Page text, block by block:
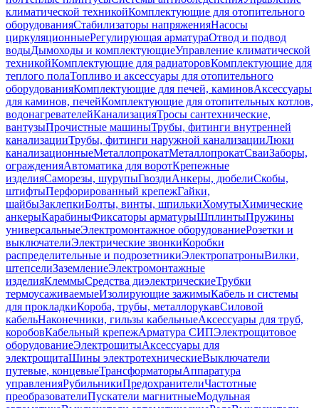
климатической техникойКомплектующие для отопительного
оборудованияСтабилизаторы напряженияНасосы
циркуляционныеРегулирующая арматураОтвод и подвод
водыДымоходы и комплектующиеУправление климатической
техникойКомплектующие для радиаторовКомплектующие для
теплого полаТопливо и аксессуары для отопительного
оборудованияКомплектующие для печей, каминовАксессуары
для каминов, печейКомплектующие для отопительных котлов,
водонагревателейКанализацияТросы сантехнические,
вантузыПрочистные машиныТрубы, фитинги внутренней
канализацииТрубы, фитинги наружной канализацииЛюки
канализационныеМеталлопрокатМеталлопрокатСваиЗаборы,
огражденияАвтоматика для воротКрепежные
изделияСаморезы, шурупыГвоздиАнкеры, дюбелиСкобы,
штифтыПерфорированный крепежГайки,
шайбыЗаклепкиБолты, винты, шпилькиХомутыХимические
анкерыКарабиныФиксаторы арматурыШплинтыПружины
универсальныеЭлектромонтажное оборудованиеРозетки и
выключателиЭлектрические звонкиКоробки
распределительные и подрозетникиЭлектропатроныВилки,
штепселиЗаземлениеЭлектромонтажные
изделияКлеммыСредства диэлектрическиеТрубки
термоусаживаемыеИзолирующие зажимыКабель и системы
для прокладкиКороба, трубы, металлорукавСиловой
кабельНаконечники, гильзы кабельныеАксессуары для труб,
коробовКабельный крепежАрматура СИПЭлектрощитовое
оборудованиеЭлектрощитыАксессуары для
электрощитаШины электротехническиеВыключатели
путевые, концевыеТрансформаторыАппаратура
управленияРубильникиПредохранителиЧастотные
преобразователиПускатели магнитныеМодульная